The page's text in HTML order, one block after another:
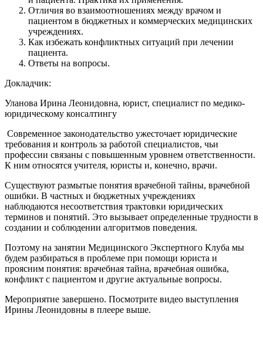
Отличия во взаимоотношениях между врачом и
пациентом в бюджетных и коммерческих медицинских
учреждениях.
Как избежать конфликтных ситуаций при лечении
пациента.
Ответы на вопросы.
Докладчик:
Уланова Ирина Леонидовна, юрист, специалист по медико-
юридическому консалтингу
Современное законодательство ужесточает юридические
требования и контроль за работой специалистов, чьи
профессии связаны с повышенным уровнем ответственности.
К ним относятся учителя, юристы и, конечно, врачи.
Существуют размытые понятия врачебной тайны, врачебной
ошибки. В частных и бюджетных учреждениях
наблюдаются несоответствия трактовки юридических
терминов и понятий. Это вызывает определенные трудности в
создании и соблюдении алгоритмов поведения.
Поэтому на занятии Медицинского Экспертного Клуба мы
будем разбираться в проблеме при помощи юриста и
проясним понятия: врачебная тайна, врачебная ошибка,
конфликт с пациентом и другие актуальные вопросы.
Мероприятие завершено. Посмотрите видео выступления
Ирины Леонидовны в плеере выше.